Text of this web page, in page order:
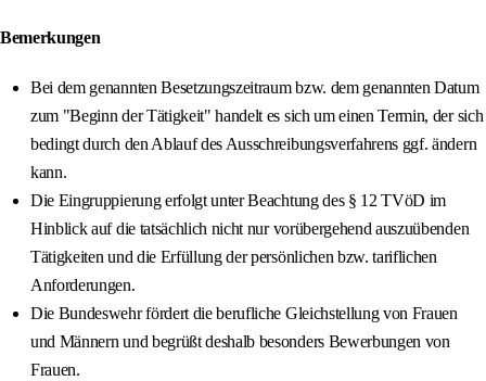
Bemerkungen
Bei dem genannten Besetzungszeitraum bzw. dem genannten Datum
zum "Beginn der Tätigkeit" handelt es sich um einen Termin, der sich
bedingt durch den Ablauf des Ausschreibungsverfahrens ggf. ändern
kann.
Die Eingruppierung erfolgt unter Beachtung des § 12 TVöD im
Hinblick auf die tatsächlich nicht nur vorübergehend auszuübenden
Tätigkeiten und die Erfüllung der persönlichen bzw. tariflichen
Anforderungen.
Die Bundeswehr fördert die berufliche Gleichstellung von Frauen
und Männern und begrüßt deshalb besonders Bewerbungen von
Frauen.